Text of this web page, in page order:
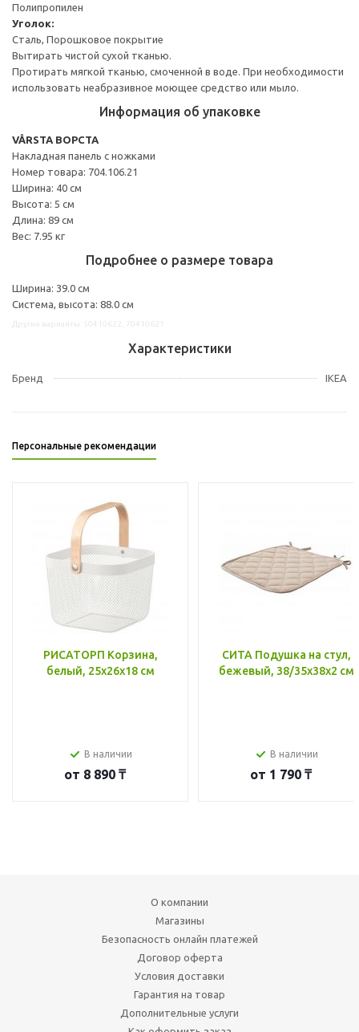
Полипропилен
Уголок:
Сталь, Порошковое покрытие
Вытирать чистой сухой тканью.
Протирать мягкой тканью, смоченной в воде. При необходимости
использовать неабразивное моющее средство или мыло.
Информация об упаковке
VÅRSTA ВОРСТА
Накладная панель с ножками
Номер товара: 704.106.21
Ширина: 40 см
Высота: 5 см
Длина: 89 см
Вес: 7.95 кг
Подробнее о размере товара
Ширина: 39.0 см
Система, высота: 88.0 см
Характеристики
Бренд IKEA
Персональные рекомендации
РИСАТОРП Корзина,
белый, 25x26x18 см
В наличии
от 8 890 ₸
СИТА Подушка на стул,
бежевый, 38/35x38x2 см
В наличии
от 1 790 ₸
О компании
Магазины
Безопасность онлайн платежей
Договор оферта
Условия доставки
Гарантия на товар
Дополнительные услуги